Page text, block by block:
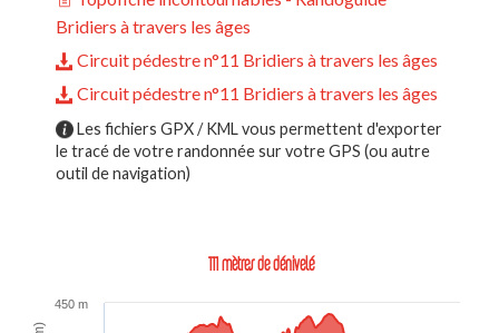
Bridiers à travers les âges
Circuit pédestre n°11 Bridiers à travers les âges
Circuit pédestre n°11 Bridiers à travers les âges
Les fichiers GPX / KML vous permettent d'exporter
le tracé de votre randonnée sur votre GPS (ou autre
outil de navigation)
111 mètres de dénivelé
450 m